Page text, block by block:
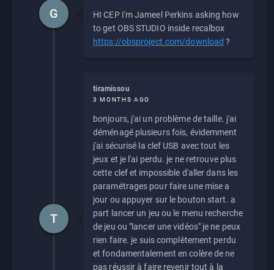
HI CEP I'm Jameel Perkins asking how
to get OBS STUDIO inside recalbox
https://obsproject.com/download ?
G
tiramissou
3 MONTHS AGO
bonjours, j'ai un problème de taille. j'ai
déménagé plusieurs fois, évidemment
j'ai sécurisé la clef USB avec tout les
jeux et je l'ai perdu. je ne retrouve plus
cette clef et impossible d'aller dans les
paramétrages pour faire une mise a
jour ou appuyer sur le bouton start. a
part lancer un jeu ou le menu recherche
de jeu ou "lancer une vidéos" je ne peux
rien faire. je suis complètement perdu
et fondamentalement en colère de ne
pas réussir à faire revenir tout à la
T